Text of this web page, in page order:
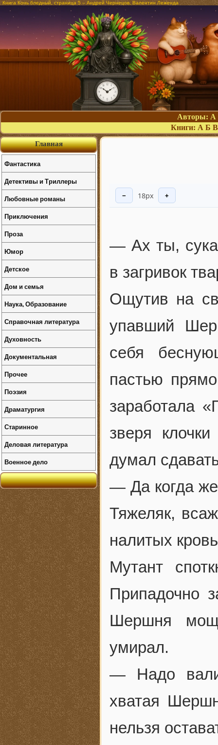
Книга Конь бледный, страница 5 – Андрей Чернецов, Валентин Леженда
Авторы: А
Книги: А Б В
− 18px +
— Ах ты,
в загривок
Ощутив на
упавший
себя
пастью
заработала
зверя
думал
— Да когда
Тяжеляк,
налитых
Мутант
Припадочно
Шершня
умирал.
— Надо
хватая
нельзя
Главная
Фантастика
Детективы и Триллеры
Любовные романы
Приключения
Проза
Юмор
Детское
Дом и семья
Наука, Образование
Справочная литература
Духовность
Документальная
Прочее
Поэзия
Драматургия
Старинное
Деловая литература
Военное дело